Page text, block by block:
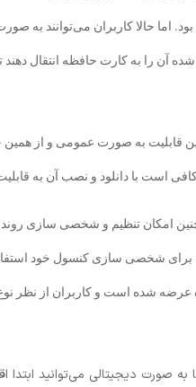
اما حالا کاربران می‌توانند به
شده آن را به کارت حافظه انتقال
قابلیت به صورت عمومی و از همین
است با دانلود و نصب آن به
امکان تنظیم و شخصی سازی روند
شخصی سازی کنسول خود استفاده
عرضه شده است و کاربران از نظر
به صورت دیجیتالی می‌توانید